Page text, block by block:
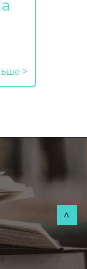
>